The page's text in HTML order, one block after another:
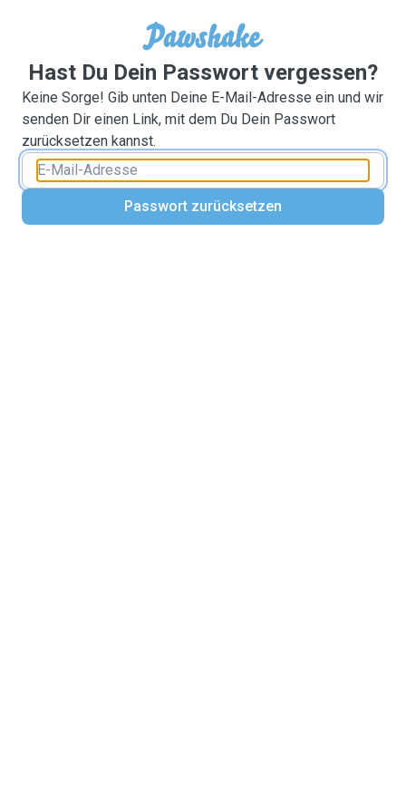
Hast Du Dein Passwort vergessen?
Keine Sorge! Gib unten Deine E-Mail-Adresse ein und wir
senden Dir einen Link, mit dem Du Dein Passwort
zurücksetzen kannst.
Passwort zurücksetzen